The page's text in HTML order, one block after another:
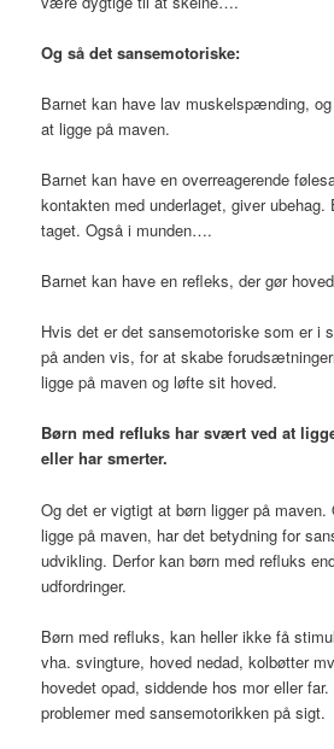
Og så det sansemotoriske:
Barnet kan have lav muskelspænding,
at ligge på maven.
Barnet kan have en overreagerende
kontakten med underlaget, giver
taget. Også i munden….
Barnet kan have en refleks, der gør
Hvis det er det sansemotoriske som er
på anden vis, for at skabe
ligge på maven og løfte sit hoved.
Børn med refluks har svært ved at
eller har smerter.
Og det er vigtigt at børn ligger på
ligge på maven, har det betydning for
udvikling. Derfor kan børn med refluks
udfordringer.
Børn med refluks, kan heller ikke få
vha. svingture, hoved nedad, kolbøtter
hovedet opad, siddende hos mor eller
problemer med sansemotorikken på sigt.